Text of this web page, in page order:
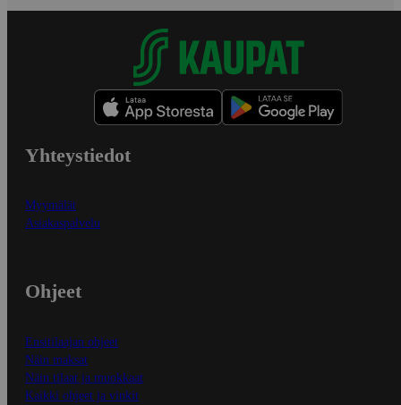
Yhteystiedot
Myymälät
Asiakaspalvelu
Ohjeet
Ensitilaajan ohjeet
Näin maksat
Näin tilaat ja muokkaat
Kaikki ohjeet ja vinkit